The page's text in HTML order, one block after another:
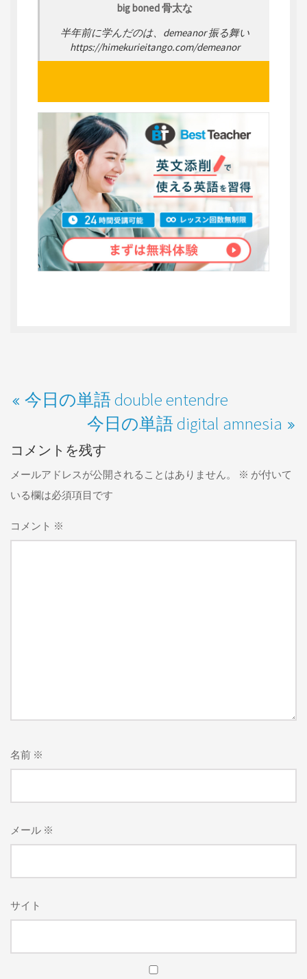
big boned 骨太な
半年前に学んだのは、demeanor 振る舞い
https://himekurieitango.com/demeanor
今日の単語 double entendre
今日の単語 digital amnesia
コメントを残す
メールアドレスが公開されることはありません。 ※ が付いて
いる欄は必須項目です
コメント ※
名前 ※
メール ※
サイト